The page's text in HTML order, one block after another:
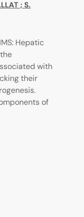
; S.
Hepatic
with
their
of